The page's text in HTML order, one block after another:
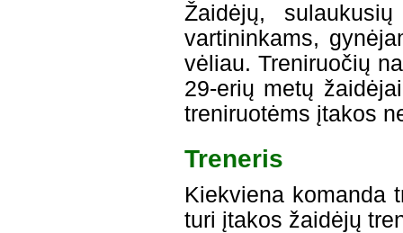
Žaidėjų,
vartininkams,
vėliau. Treniruočių
29-erių metų
treniruotėms įtakos
Treneris
Kiekviena komanda
turi įtakos žaidėjų